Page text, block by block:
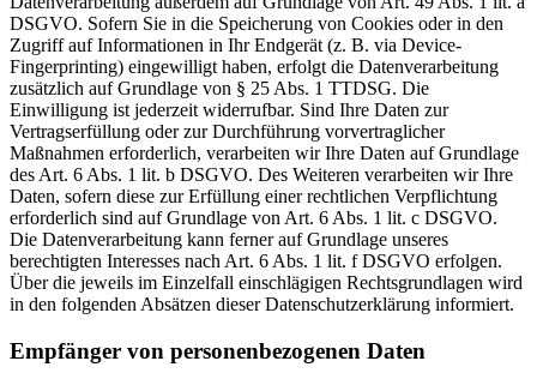
DSGVO. Sofern Sie in die Speicherung von Cookies oder in den
Zugriff auf Informationen in Ihr Endgerät (z. B. via Device-
Fingerprinting) eingewilligt haben, erfolgt die Datenverarbeitung
zusätzlich auf Grundlage von § 25 Abs. 1 TTDSG. Die
Einwilligung ist jederzeit widerrufbar. Sind Ihre Daten zur
Vertragserfüllung oder zur Durchführung vorvertraglicher
Maßnahmen erforderlich, verarbeiten wir Ihre Daten auf Grundlage
des Art. 6 Abs. 1 lit. b DSGVO. Des Weiteren verarbeiten wir Ihre
Daten, sofern diese zur Erfüllung einer rechtlichen Verpflichtung
erforderlich sind auf Grundlage von Art. 6 Abs. 1 lit. c DSGVO.
Die Datenverarbeitung kann ferner auf Grundlage unseres
berechtigten Interesses nach Art. 6 Abs. 1 lit. f DSGVO erfolgen.
Über die jeweils im Einzelfall einschlägigen Rechtsgrundlagen wird
in den folgenden Absätzen dieser Datenschutzerklärung informiert.
Empfänger von personenbezogenen Daten